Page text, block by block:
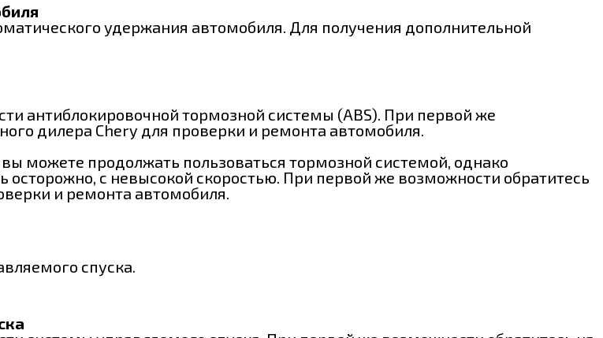
удержания автомобиля. Для получения дополнительной
антиблокировочной тормозной системы (ABS). При первой же
дилера Chery для проверки и ремонта автомобиля.
можете продолжать пользоваться тормозной системой, однако
осторожно, с невысокой скоростью. При первой же возможности обратитесь
и ремонта автомобиля.
спуска.